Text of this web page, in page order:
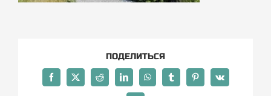
ПОДЕЛИТЬСЯ
Facebook
X Reddit LinkedInWhatsAppTumblrPinterest
Vk